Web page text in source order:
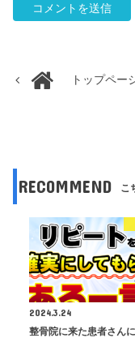
トップペー
RECOMMEND こ
2024.3.24
整骨院に来た患者さん